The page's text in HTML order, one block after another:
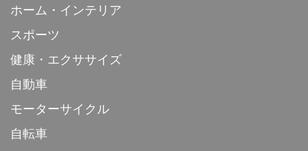
ホーム・インテリア
スポーツ
健康・エクササイズ
自動車
モーターサイクル
自転車